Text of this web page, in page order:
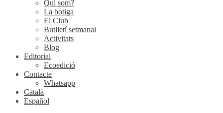
Qui som?
La botiga
El Club
Butlletí setmanal
Activitats
Blog
Editorial
Ecoedició
Contacte
Whatsapp
Català
Español